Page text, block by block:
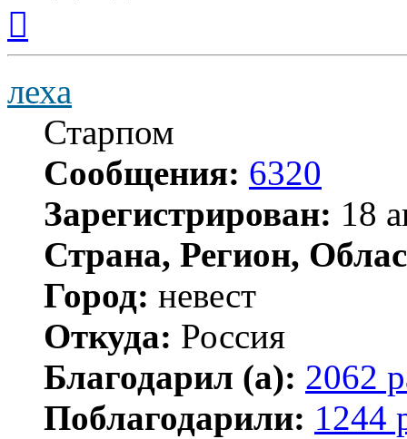
началу
леха
Старпом
Сообщения: 6320
Зарегистрирован: 18
Страна, Регион,
Город: невест
Откуда: Россия
Благодарил (а): 2062
Поблагодарили: 1244